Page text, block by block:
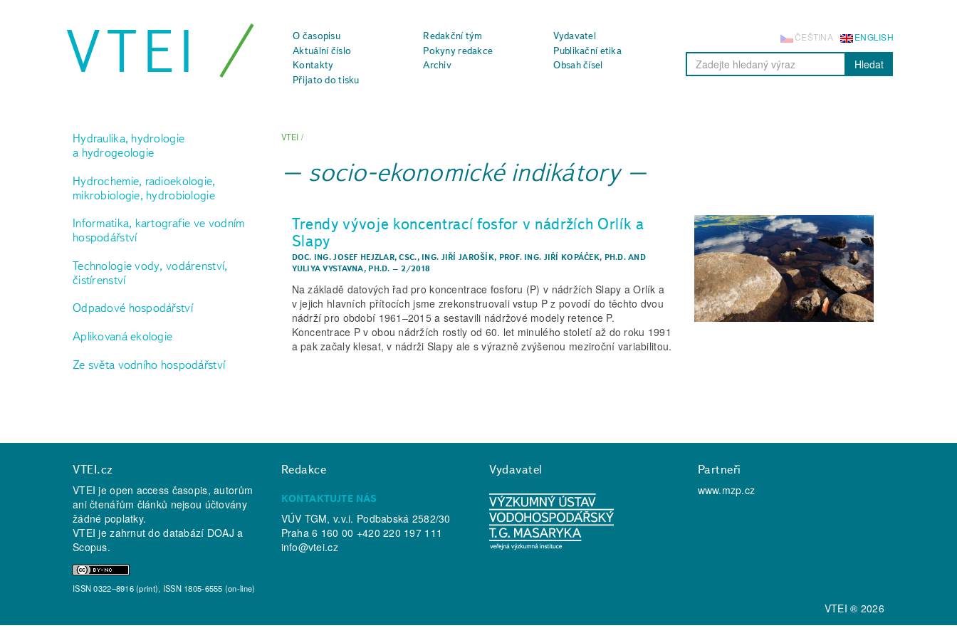
VTEI O časopisu Redakční tým
Vydavatel
Aktuální číslo
Pokyny redakce
Publikační etika
Kontakty
Archiv
Obsah čísel
Přijato do tisku
ENGLISH
ČEŠTINA
Hledat
Hydraulika, hydrologie
a hydrogeologie
Hydrochemie, radioekologie,
mikrobiologie, hydrobiologie
Informatika, kartografie ve vodním
hospodářství
Technologie vody, vodárenství,
čistírenství
Odpadové hospodářství
Aplikovaná ekologie
Ze světa vodního hospodářství
VTEI /
socio-ekonomické indikátory
Trendy vývoje koncentrací fosfor v nádržích Orlík a
Slapy
DOC. ING. JOSEF HEJZLAR, CSC., ING. JIŘÍ JAROŠÍK, PROF. ING. JIŘÍ KOPÁČEK, PH.D.AND
YULIYA VYSTAVNA, PH.D. – 2/2018
Na základě datových řad pro koncentrace fosforu (P) v nádržích Slapy a Orlík a
v jejich hlavních přítocích jsme zrekonstruovali vstup P z povodí do těchto dvou
nádrží pro období 1961–2015 a sestavili nádržové modely retence P.
Koncentrace P v obou nádržích rostly od 60. let minulého století až do roku 1991
a pak začaly klesat, v nádrži Slapy ale s výrazně zvýšenou meziroční variabilitou.
VTEI.cz
VTEI je open access časopis, autorům
ani čtenářům článků nejsou účtovány
žádné poplatky.
VTEI je zahrnut do databází DOAJ a
Scopus.
ISSN 0322–8916 (print), ISSN 1805-6555 (on-line)
Redakce
KONTAKTUJTE NÁS
VÚV TGM, v.v.i. Podbabská 2582/30
Praha 6 160 00 +420 220 197 111
info@vtei.cz
Vydavatel
Partneři
www.mzp.cz
VTEI ® 2026